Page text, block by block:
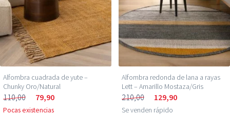
Alfombra cuadrada de yute –
Chunky Oro/Natural
110,00 79,90
Pocas existencias
Alfombra redonda de lana a rayas
Lett – Amarillo Mostaza/Gris
210,00 129,90
Se venden rápido